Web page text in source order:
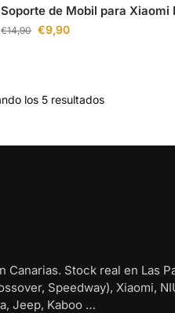
Soporte de Mobil para Xiaomi
€14,90 €9,90
los 5 resultados
Stock real en Las
Speedway), Xiaomi,
Jeep, Kaboo …